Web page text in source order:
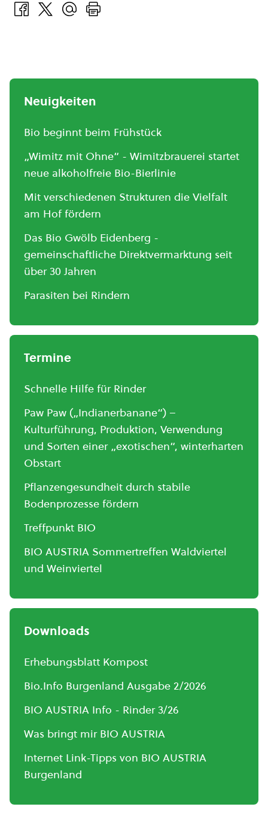
Neuigkeiten
Bio beginnt beim Frühstück
„Wimitz mit Ohne“ - Wimitzbrauerei startet
neue alkoholfreie Bio-Bierlinie
Mit verschiedenen Strukturen die Vielfalt
am Hof fördern
Das Bio Gwölb Eidenberg -
gemeinschaftliche Direktvermarktung seit
über 30 Jahren
Parasiten bei Rindern
Termine
Schnelle Hilfe für Rinder
Paw Paw („Indianerbanane“) –
Kulturführung, Produktion, Verwendung
und Sorten einer „exotischen“, winterharten
Obstart
Pflanzengesundheit durch stabile
Bodenprozesse fördern
Treffpunkt BIO
BIO AUSTRIA Sommertreffen Waldviertel
und Weinviertel
Downloads
Erhebungsblatt Kompost
Bio.Info Burgenland Ausgabe 2/2026
BIO AUSTRIA Info - Rinder 3/26
Was bringt mir BIO AUSTRIA
Internet Link-Tipps von BIO AUSTRIA
Burgenland